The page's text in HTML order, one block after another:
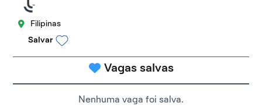
Filipinas
Salvar
Vagas salvas
Nenhuma vaga foi salva.